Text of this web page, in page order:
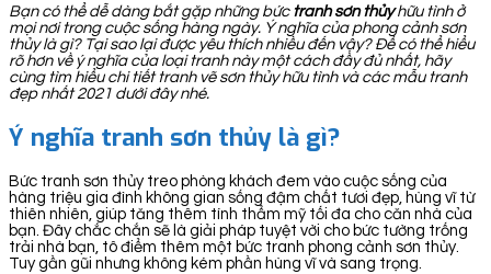
Bạn có thể dễ dàng bắt gặp những bức tranh sơn thủyhữu tình ở
mọi nơi trong cuộc sống hàng ngày. Ý nghĩa của phong cảnh sơn
thủy là gì? Tại sao lại được yêu thích nhiều đến vậy? Để có thể hiểu
rõ hơn về ý nghĩa của loại tranh này một cách đầy đủ nhất, hãy
cùng tìm hiểu chi tiết tranh vẽ sơn thủy hữu tình và các mẫu tranh
đẹp nhất 2021 dưới đây nhé.
Ý nghĩa tranh sơn thủy là gì?
Bức tranh sơn thủy treo phòng khách đem vào cuộc sống của
hàng triệu gia đình không gian sống đậm chất tươi đẹp, hùng vĩ từ
thiên nhiên, giúp tăng thêm tính thẩm mỹ tối đa cho căn nhà của
bạn. Đây chắc chắn sẽ là giải pháp tuyệt vời cho bức tường trống
trải nhà bạn, tô điểm thêm một bức tranh phong cảnh sơn thủy.
Tuy gần gũi nhưng không kém phần hùng vĩ và sang trọng.